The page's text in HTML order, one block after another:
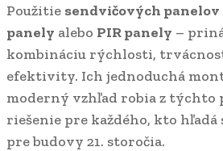
Použitie sendvičových panelov
panely alebo PIR panely –
kombináciu rýchlosti,
efektivity. Ich jednoduchá
moderný vzhľad robia z týchto
riešenie pre každého, kto
pre budovy 21. storočia.